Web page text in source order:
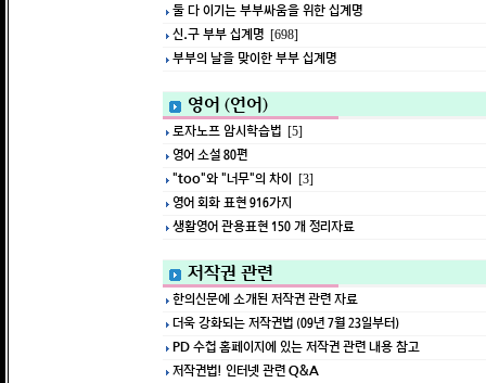
둘 다 이기는 부부싸움을 위한 십계명
신.구 부부 십계명 [698]
부부의 날을 맞이한 부부 십계명
영어 (언어)
로자노프 암시학습법 [5]
영어 소설 80편
"too"와 "너무"의 차이 [3]
영어 회화 표현 916가지
생활영어 관용표현 150 개 정리자료
저작권 관련
한의신문에 소개된 저작권 관련 자료
더욱 강화되는 저작권법 (09년 7월 23일부터)
PD 수첩 홈페이지에 있는 저작권 관련 내용 참고
저작권법! 인터넷 관련 Q&A